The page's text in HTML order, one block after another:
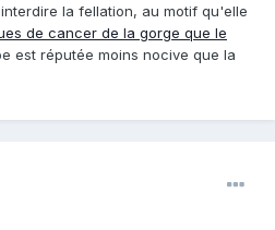
la fellation, au motif qu'elle
de cancer de la gorge que le
est réputée moins nocive que la